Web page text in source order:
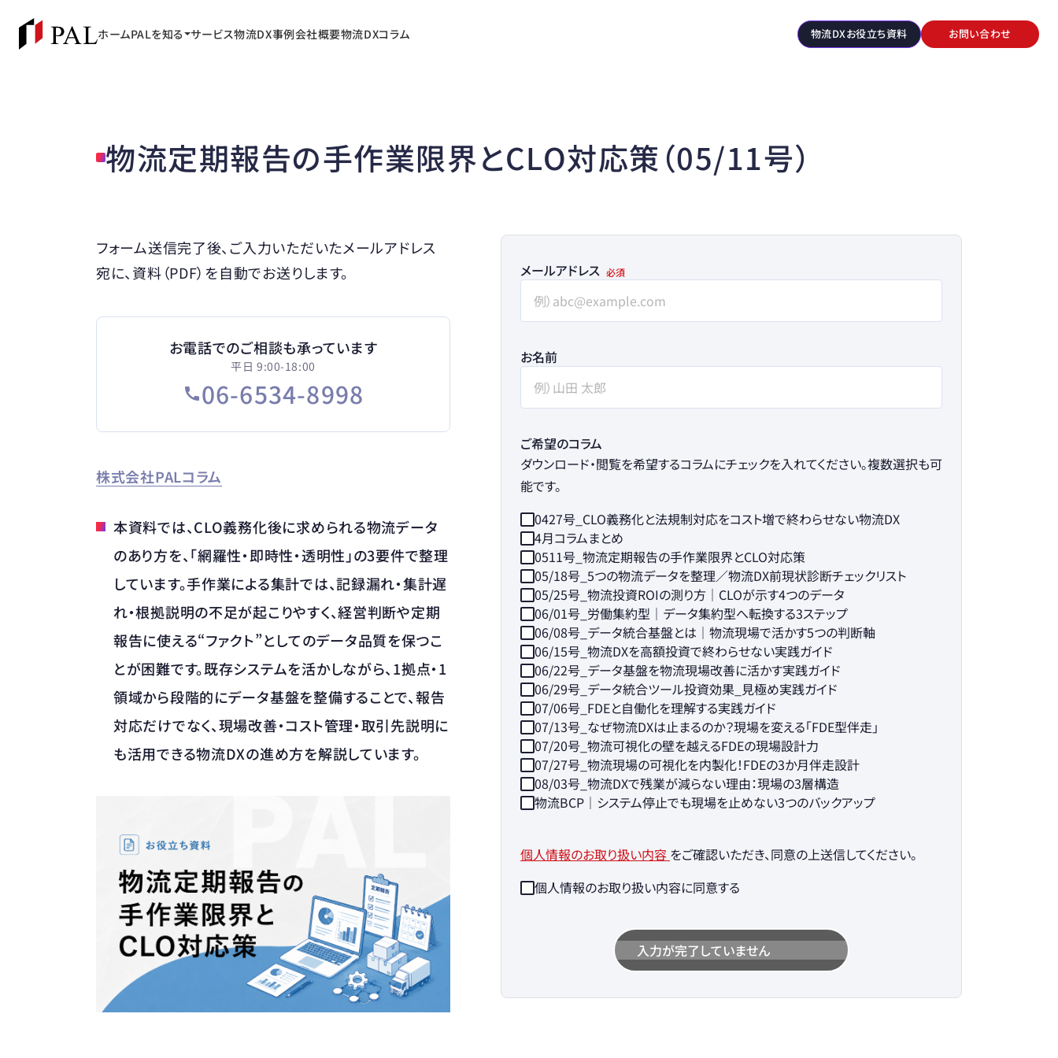
ホームPALを知る サービス物流DX事例会社概要物流DXコラム 物流DXお役立ち資料 お問い合わせ
物流定期報告の手作業限界とCLO対応策（05/11号）
フォーム送信完了後、ご入力いただいたメールアドレス
宛に、資料（PDF）を自動でお送りします。
お電話でのご相談も承っています
平日 9:00-18:00
06-6534-8998
株式会社PALコラム
本資料では、CLO義務化後に求められる物流データ
のあり方を、「網羅性・即時性・透明性」の3要件で整理
しています。手作業による集計では、記録漏れ・集計遅
れ・根拠説明の不足が起こりやすく、経営判断や定期
報告に使える“ファクト”としてのデータ品質を保つこ
とが困難です。既存システムを活かしながら、1拠点・1
領域から段階的にデータ基盤を整備することで、報告
対応だけでなく、現場改善・コスト管理・取引先説明に
も活用できる物流DXの進め方を解説しています。
メールアドレス
お名前
ご希望のコラム
ダウンロード・閲覧を希望するコラムにチェックを入れてください。複数選択も可
能です。
0427号_CLO義務化と法規制対応をコスト増で終わらせない物流DX
4月コラムまとめ
0511号_物流定期報告の手作業限界とCLO対応策
05/18号_5つの物流データを整理／物流DX前現状診断チェックリスト
05/25号_物流投資ROIの測り方｜CLOが示す4つのデータ
06/01号_労働集約型｜データ集約型へ転換する3ステップ
06/08号_データ統合基盤とは｜物流現場で活かす5つの判断軸
06/15号_物流DXを高額投資で終わらせない実践ガイド
06/22号_データ基盤を物流現場改善に活かす実践ガイド
06/29号_データ統合ツール投資効果_見極め実践ガイド
07/06号_FDEと自働化を理解する実践ガイド
07/13号_なぜ物流DXは止まるのか？現場を変える「FDE型伴走」
07/20号_物流可視化の壁を越えるFDEの現場設計力
07/27号_物流現場の可視化を内製化！FDEの3か月伴走設計
08/03号_物流DXで残業が減らない理由：現場の3層構造
物流BCP｜システム停止でも現場を止めない3つのバックアップ
個人情報のお取り扱い内容 をご確認いただき、同意の上送信してください。
個人情報のお取り扱い内容に同意する